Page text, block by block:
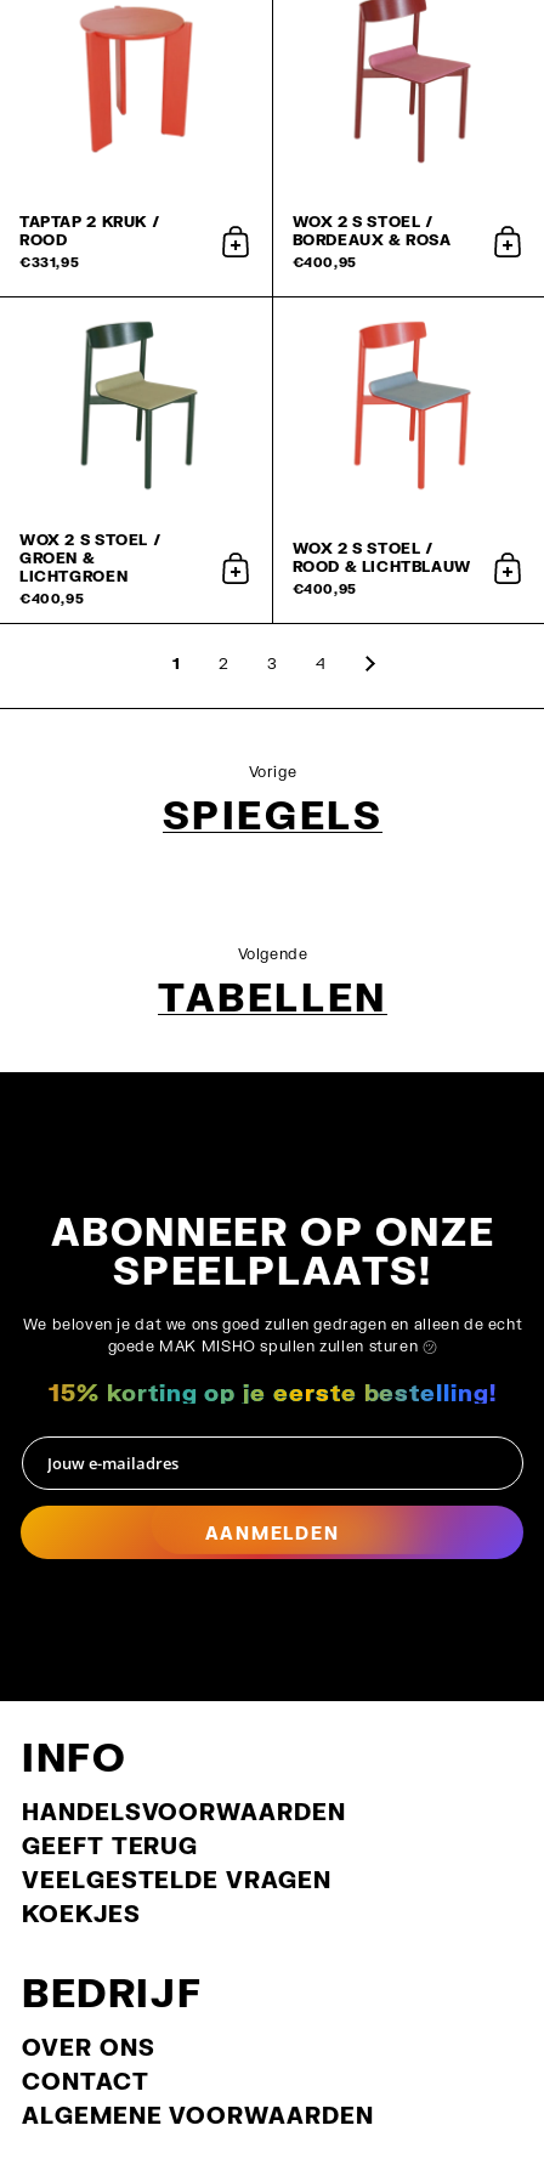
TAPTAP 2 KRUK /
ROOD
€331,95
aan winkelwagen toevoegen
WOX 2 S STOEL /
BORDEAUX & ROSA
€400,95
aan
WOX 2 S STOEL /
GROEN &
LICHTGROEN
€400,95
aan winkelwagen toevoegen
WOX 2 S STOEL /
ROOD & LICHTBLAUW
€400,95
aan
1 2 3 4
Vorige
SPIEGELS
Volgende
TABELLEN
ABONNEER OP ONZE
SPEELPLAATS!
We beloven je dat we ons goed zullen gedragen en alleen de echt
goede MAK MISHO spullen zullen sturen ㋡
15% korting op je eerste bestelling!
AANMELDEN
INFO
HANDELSVOORWAARDEN
GEEFT TERUG
VEELGESTELDE VRAGEN
KOEKJES
BEDRIJF
OVER ONS
CONTACT
ALGEMENE VOORWAARDEN
nieuwsbrief